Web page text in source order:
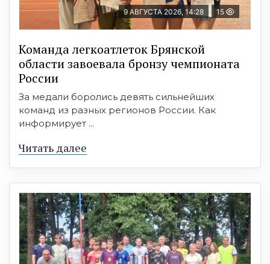
9 АВГУСТА 2026, 14:28 15
Команда легкоатлеток Брянской
области завоевала бронзу чемпионата
России
За медали боролись девять сильнейших
команд из разных регионов России. Как
информирует ...
Читать далее